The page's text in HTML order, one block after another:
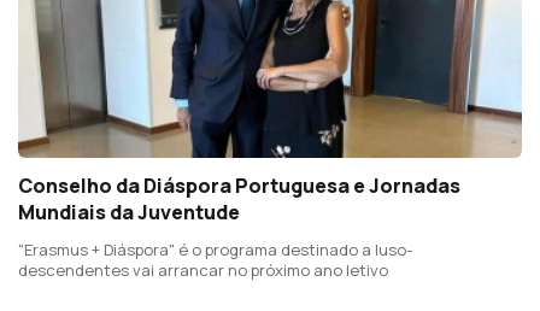
Conselho da Diáspora Portuguesa e Jornadas
Mundiais da Juventude
"Erasmus + Diáspora" é o programa destinado a luso-
descendentes vai arrancar no próximo ano letivo